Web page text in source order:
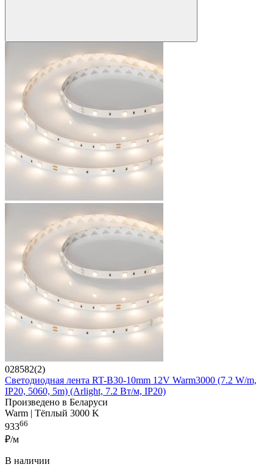
028582(2)
Светодиодная лента RT-B30-10mm 12V Warm3000 (7.2 W/m,
IP20, 5060, 5m) (Arlight, 7.2 Вт/м, IP20)
Произведено в Беларуси
Warm | Тёплый 3000 K
93366
₽/м
В наличии